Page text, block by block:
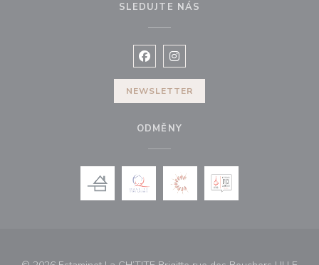
SLEDUJTE NÁS
Facebook ((otevře se v novém
Instagram ((otevře se v
NEWSLETTER
ODMĚNY